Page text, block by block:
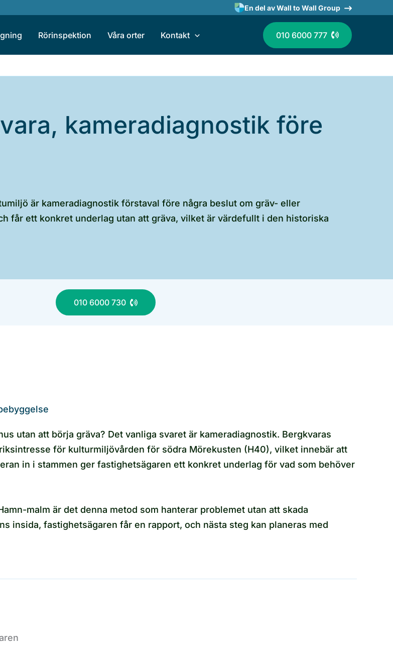
En del av Wall to Wall Group
Rörinspektion Våra orter Kontakt 010 6000 777
kameradiagnostik före
är kameradiagnostik förstaval före några beslut om gräv- eller
får ett konkret underlag utan att gräva, vilket är värdefullt i den historiska
010 6000 730
utan att börja gräva? Det vanliga svaret är kameradiagnostik. Bergkvaras
för kulturmiljövården för södra Mörekusten (H40), vilket innebär att
in i stammen ger fastighetsägaren ett konkret underlag för vad som behöver
malm är det denna metod som hanterar problemet utan att skada
insida, fastighetsägaren får en rapport, och nästa steg kan planeras med